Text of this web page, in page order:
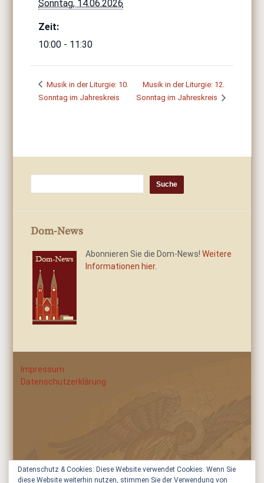
Sonntag, 14.06.2026
Zeit:
10:00 - 11:30
Musik in der Liturgie: 10.
Sonntag im Jahreskreis
Musik in der Liturgie: 12.
Sonntag im Jahreskreis
Dom-News
Abonnieren Sie die Dom-News!Weitere
Informationen hier.
Impressum
Datenschutzerklärung
Datenschutz & Cookies: Diese Website verwendet Cookies. Wenn Sie
diese Website weiterhin nutzen, stimmen Sie der Verwendung von